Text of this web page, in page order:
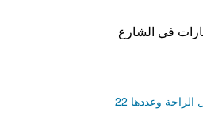
في الشارع
وعددها 22